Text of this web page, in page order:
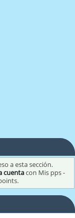
a esta sección.
cuentacon Mis pps -